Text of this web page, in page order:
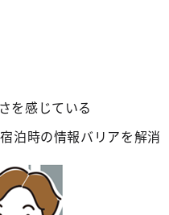
を感じている
泊時の情報バリアを解消